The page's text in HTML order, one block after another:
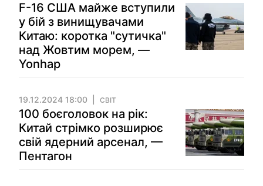
F-16 США майже вступили
у бій з винищувачами
Китаю: коротка "сутичка"
над Жовтим морем, —
Yonhap
19.12.2024 18:00 СВІТ
100 боєголовок на рік:
Китай стрімко розширює
свій ядерний арсенал, —
Пентагон